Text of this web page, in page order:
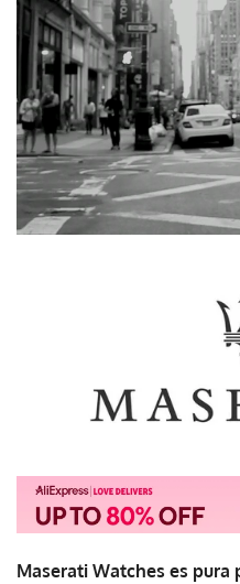
Maserati Watches es pura